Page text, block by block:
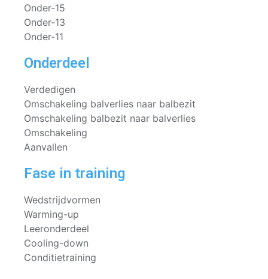
Onder-15
Onder-13
Onder-11
Onderdeel
Verdedigen
Omschakeling balverlies naar balbezit
Omschakeling balbezit naar balverlies
Omschakeling
Aanvallen
Fase in training
Wedstrijdvormen
Warming-up
Leeronderdeel
Cooling-down
Conditietraining